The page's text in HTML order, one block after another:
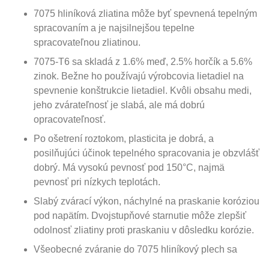
7075 hliníková zliatina môže byť spevnená tepelným
spracovaním a je najsilnejšou tepelne
spracovateľnou zliatinou.
7075-T6 sa skladá z 1.6% meď, 2.5% horčík a 5.6%
zinok. Bežne ho používajú výrobcovia lietadiel na
spevnenie konštrukcie lietadiel. Kvôli obsahu medi,
jeho zvárateľnosť je slabá, ale má dobrú
opracovateľnosť.
Po ošetrení roztokom, plasticita je dobrá, a
posilňujúci účinok tepelného spracovania je obzvlášť
dobrý. Má vysokú pevnosť pod 150°C, najmä
pevnosť pri nízkych teplotách.
Slabý zvárací výkon, náchylné na praskanie koróziou
pod napätím. Dvojstupňové starnutie môže zlepšiť
odolnosť zliatiny proti praskaniu v dôsledku korózie.
Všeobecné zváranie do 7075 hliníkový plech sa